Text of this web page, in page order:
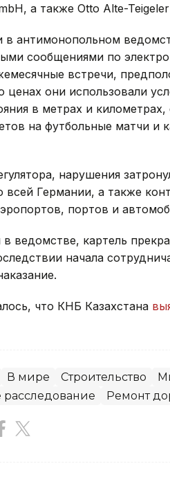
а также Otto Alte-
в антимонопольном
сообщениями по
встречи,
ценах они использовали
в метрах и
на футбольные матчи и
нарушения
всей Германии, а также
портов и
ведомстве, картель
начала
что КНБ Казахстана
В мире Строительство
Ремонт